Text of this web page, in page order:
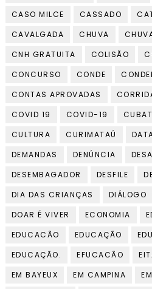
CASO MILCE
CASSADO
CAVALGADA
CHUVA
CNH GRATUITA
COLISÃO
CONCURSO
CONDE
CONTAS APROVADAS
COVID 19
COVID-19
CULTURA
CURIMATAÚ
DEMANDAS
DENÚNCIA
DESEMBAGADOR
DESFILE
DIA DAS CRIANÇAS
DIÁLOGO
DOAR É VIVER
ECONOMIA
EDUCACÃO
EDUCAÇÃO
EDUCAÇÃO.
EFUCACÃO
EM BAYEUX
EM CAMPINA